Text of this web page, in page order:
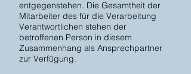
entgegenstehen. Die Gesamtheit der
Mitarbeiter des für die Verarbeitung
Verantwortlichen stehen der
betroffenen Person in diesem
Zusammenhang als Ansprechpartner
zur Verfügung.